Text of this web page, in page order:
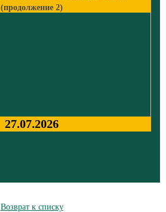
(продолжение 2)
27.07.2026
Возврат к списку